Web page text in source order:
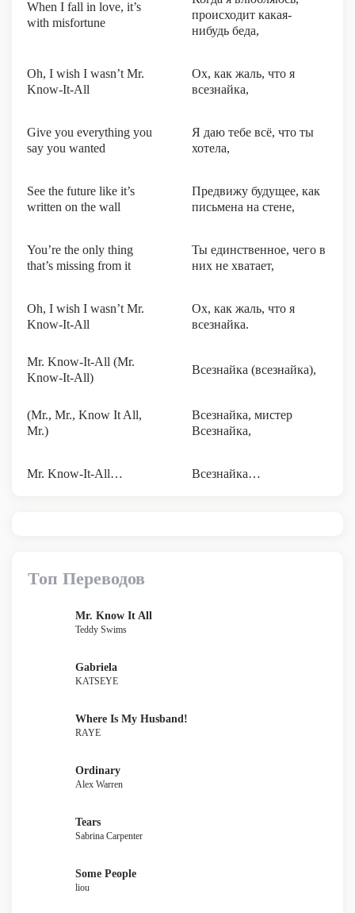
When I fall in love, it’s
with misfortune
происходит какая-
нибудь беда,
Oh, I wish I wasn’t Mr.
Know-It-All
Ох, как жаль, что я
всезнайка,
Give you everything you
say you wanted
Я даю тебе всё, что ты
хотела,
See the future like it’s
written on the wall
Предвижу будущее, как
письмена на стене,
You’re the only thing
that’s missing from it
Ты единственное, чего в
них не хватает,
Oh, I wish I wasn’t Mr.
Know-It-All
Ох, как жаль, что я
всезнайка.
Mr. Know-It-All (Mr.
Know-It-All)
Всезнайка (всезнайка),
(Mr., Mr., Know It All,
Mr.)
Всезнайка, мистер
Всезнайка,
Mr. Know-It-All… Всезнайка…
Топ Переводов
Mr. Know It All
Teddy Swims
Gabriela
KATSEYE
Where Is My Husband!
RAYE
Ordinary
Alex Warren
Tears
Sabrina Carpenter
Some People
liou